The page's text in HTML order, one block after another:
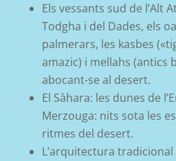
Els vessants sud de l’Alt
Todgha i del Dades, els
palmerars, les kasbes («
amazic) i mellahs (antics
abocant-se al desert.
El Sàhara: les dunes de
Merzouga: nits sota les
ritmes del desert.
L’arquitectura tradicional